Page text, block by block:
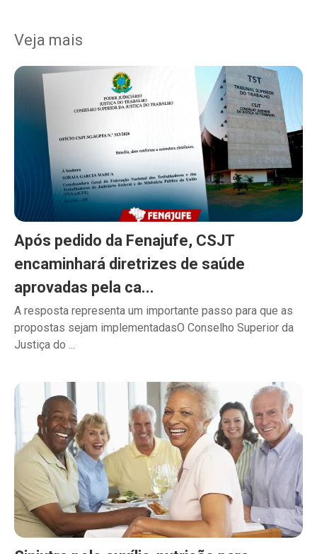
Veja mais
Após pedido da Fenajufe, CSJT
encaminhará diretrizes de saúde
aprovadas pela ca...
A resposta representa um importante passo para que as
propostas sejam implementadasO Conselho Superior da
Justiça do ...